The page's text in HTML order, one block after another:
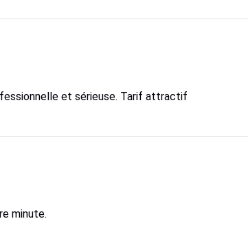
et sérieuse. Tarif attractif
minute.